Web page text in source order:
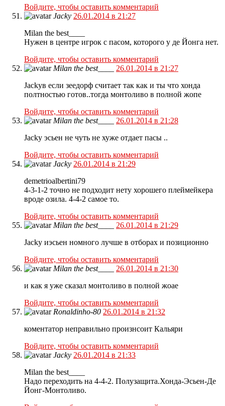
Войдите, чтобы оставить комментарий
Jacky 26.01.2014 в 21:27
Milan the best____
Нужен в центре игрок с пасом, которого у де Йонга нет.
Войдите, чтобы оставить комментарий
Milan the best____
26.01.2014 в 21:27
Jackyв если зеедорф считает так как и ты что хонда
полтностью готов..тогда монтоливо в полной жопе
Войдите, чтобы оставить комментарий
Milan the best____
26.01.2014 в 21:28
Jacky эсьен не чуть не хуже отдает пасы ..
Войдите, чтобы оставить комментарий
Jacky 26.01.2014 в 21:29
demetrioalbertini79
4-3-1-2 точно не подходит нету хорошего плеймейкера
вроде озила. 4-4-2 самое то.
Войдите, чтобы оставить комментарий
Milan the best____
26.01.2014 в 21:29
Jacky иэсьен номного лучше в отборах и позиционно
Войдите, чтобы оставить комментарий
Milan the best____
26.01.2014 в 21:30
и как я уже сказал монтоливо в полной жоае
Войдите, чтобы оставить комментарий
Ronaldinho-80 26.01.2014 в 21:32
коментатор неправильно произнсоит Кальяри
Войдите, чтобы оставить комментарий
Jacky 26.01.2014 в 21:33
Milan the best____
Надо переходить на 4-4-2. Полузащита.Хонда-Эсьен-Де
Йонг-Монтоливо.